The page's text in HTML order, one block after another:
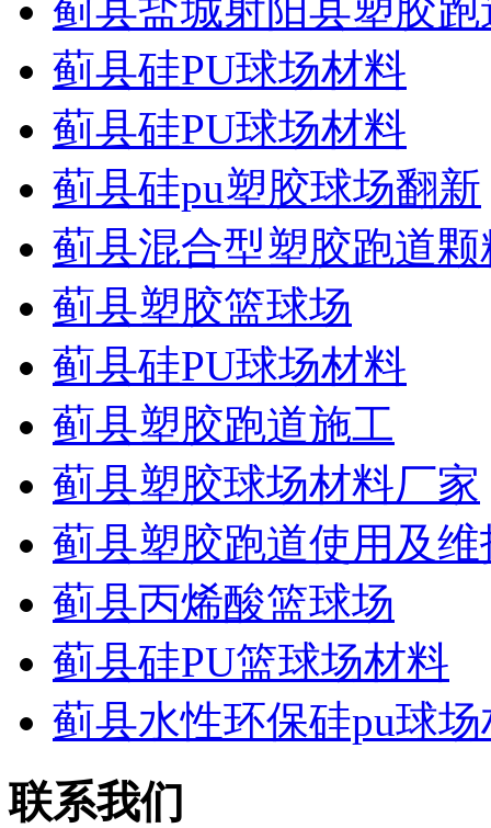
蓟县盐城射阳县塑胶跑
蓟县硅PU球场材料
蓟县硅PU球场材料
蓟县硅pu塑胶球场翻新
蓟县混合型塑胶跑道颗
蓟县塑胶篮球场
蓟县硅PU球场材料
蓟县塑胶跑道施工
蓟县塑胶球场材料厂家
蓟县塑胶跑道使用及维
蓟县丙烯酸篮球场
蓟县硅PU篮球场材料
蓟县水性环保硅pu球
联系我们